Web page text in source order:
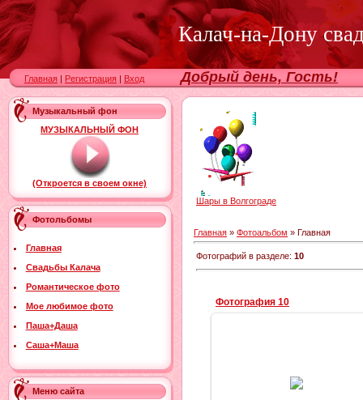
Калач-на-Дону
Главная | Регистрация | Вход Добрый день, Гость!
Музыкальный фон
МУЗЫКАЛЬНЫЙ ФОН
(Откроется в своем окне)
Фотольбомы
Главная
Свадьбы Калача
Романтическое фото
Мое любимое фото
Паша+Даша
Саша+Маша
Меню сайта
Шары в Волгограде
Главная » Фотоальбом » Главная
Фотографий в разделе: 10
Фотография 10